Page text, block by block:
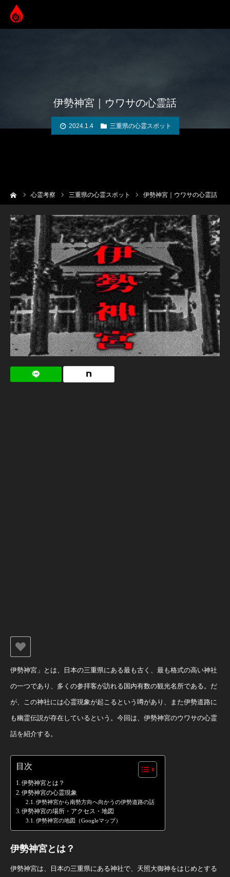
伊勢神宮｜ウワサの心霊話
2024.1.4 三重県の心霊スポット
心霊考察 三重県の心霊スポット 伊勢神宮｜ウワサの心霊話
伊勢神宮」とは、日本の三重県にある最も古く、最も格式の高い神社
の一つであり、多くの参拝客が訪れる国内有数の観光名所である。だ
が、この神社には心霊現象が起こるという噂があり、また伊勢道路に
も幽霊伝説が存在しているという。今回は、伊勢神宮のウワサの心霊
話を紹介する。
目次
伊勢神宮とは？
伊勢神宮の心霊現象
伊勢神宮から南勢方向へ向かうの伊勢道路の話
伊勢神宮の場所・アクセス・地図
伊勢神宮の地図（Googleマップ）
伊勢神宮とは？
伊勢神宮は、日本の三重県にある神社で、天照大御神をはじめとする